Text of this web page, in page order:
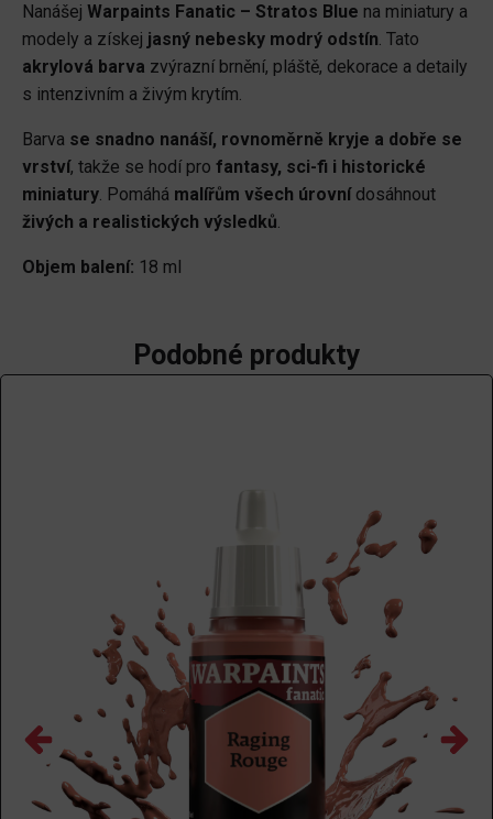
Nanášej Warpaints Fanatic – Stratos Blue na miniatury a
modely a získej jasný nebesky modrý odstín. Tato
akrylová barva zvýrazní brnění, pláště, dekorace a detaily
s intenzivním a živým krytím.
Barva se snadno nanáší, rovnoměrně kryje a dobře se
vrství, takže se hodí pro fantasy, sci-fi i historické
miniatury. Pomáhá malířům všech úrovnídosáhnout
živých a realistických výsledků.
Objem balení: 18 ml
Podobné produkty